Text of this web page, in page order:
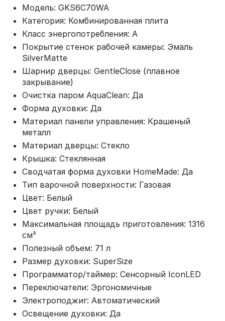
Модель: GKS6C70WA
Категория: Комбинированная плита
Класс энергопотребления: A
Покрытие стенок рабочей камеры: Эмаль
SilverMatte
Шарнир дверцы: GentleClose (плавное
закрывание)
Очистка паром AquaClean: Да
Форма духовки: Да
Материал панели управления: Крашеный
металл
Материал дверцы: Стекло
Крышка: Стеклянная
Сводчатая форма духовки HomeMade: Да
Тип варочной поверхности: Газовая
Цвет: Белый
Цвет ручки: Белый
Максимальная площадь приготовления: 1316
см²
Полезный объем: 71 л
Размер духовки: SuperSize
Программатор/таймер: Сенсорный IconLED
Переключатели: Эргономичные
Электроподжиг: Автоматический
Освещение духовки: Да